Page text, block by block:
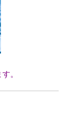
。